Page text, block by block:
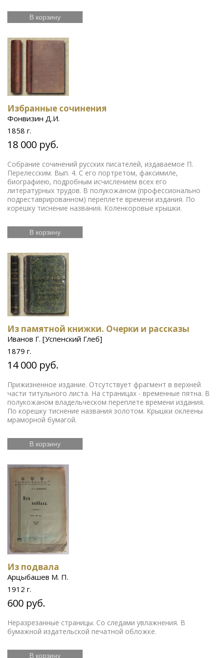
В корзину
Избранные сочинения
Фонвизин Д.И.
1858 г.
18 000 руб.
Собрание сочинений русских писателей, издаваемое П.
Перелесским. Вып. 4. С его портретом, факсимиле,
биографиею, подробным исчислением всех его
литературных трудов. В полукожаном (профессионально
подреставрированном) переплете времени издания. По
корешку тиснение названия. Коленкоровые крышки.
В корзину
Из памятной книжки. Очерки и рассказы
Иванов Г. [Успенский Глеб]
1879 г.
14 000 руб.
Прижизненное издание. Отсутствует фрагмент в верхней
части титульного листа. На страницах - временные пятна. В
полукожаном владельческом переплете времени издания.
По корешку тиснение названия золотом. Крышки оклеены
мраморной бумагой.
В корзину
Из подвала
Арцыбашев М. П.
1912 г.
600 руб.
Неразрезанные страницы. Со следами увлажнения. В
бумажной издательской печатной обложке.
В корзину